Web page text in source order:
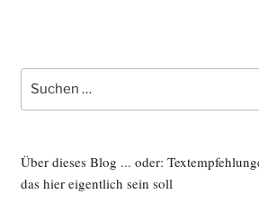
Suche
nach:
Über dieses Blog ... oder:
das hier eigentlich sein soll